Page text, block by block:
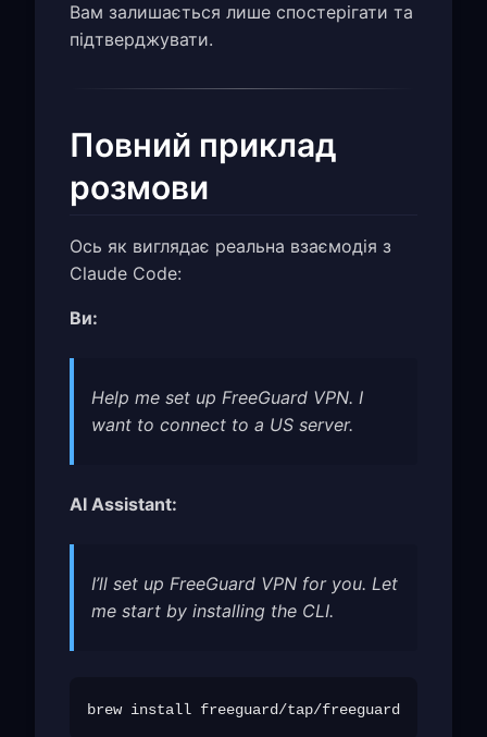
Вам залишається лише спостерігати та
підтверджувати.
Повний приклад
розмови
Ось як виглядає реальна взаємодія з
Claude Code:
Ви:
Help me set up FreeGuard VPN. I
want to connect to a US server.
AI Assistant:
I’ll set up FreeGuard VPN for you. Let
me start by installing the CLI.